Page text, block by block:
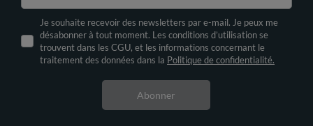
Je souhaite recevoir des newsletters par e-mail. Je peux me
désabonner à tout moment. Les conditions d’utilisation se
trouvent dans les CGU, et les informations concernant le
traitement des données dans la Politique de confidentialité.
Abonner